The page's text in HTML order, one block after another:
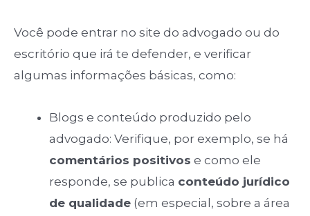
Você pode entrar no site do advogado ou do
escritório que irá te defender, e verificar
algumas informações básicas, como:
Blogs e conteúdo produzido pelo
advogado: Verifique, por exemplo, se há
comentários positivos e como ele
responde, se publica conteúdo jurídico
de qualidade (em especial, sobre a área